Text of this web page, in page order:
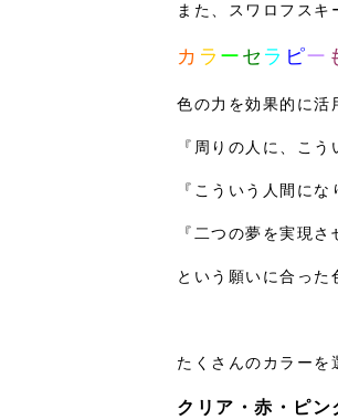
また、スワロフス
カ ラ ー セ ラ ピー
色の力を効果的に活
『周りの人に、こう
『こういう人間にな
『二つの夢を実現さ
という願いに合った
たくさんのカラーを
クリア・赤・ピ